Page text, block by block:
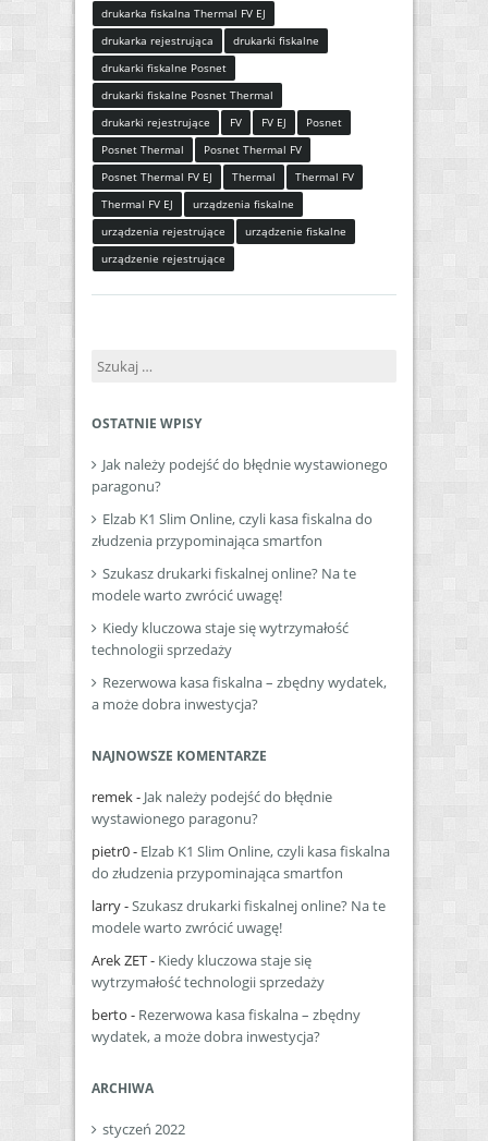
drukarka fiskalna Thermal FV EJ
drukarka rejestrująca
drukarki fiskalne
drukarki fiskalne Posnet
drukarki fiskalne Posnet Thermal
drukarki rejestrujące
FV FV EJ
Posnet
Posnet Thermal
Posnet Thermal FV
Posnet Thermal FV EJ
Thermal
Thermal FV
Thermal FV EJ
urządzenia fiskalne
urządzenia rejestrujące
urządzenie fiskalne
urządzenie rejestrujące
Szukaj:
OSTATNIE WPISY
Jak należy podejść do błędnie wystawionego
paragonu?
Elzab K1 Slim Online, czyli kasa fiskalna do
złudzenia przypominająca smartfon
Szukasz drukarki fiskalnej online? Na te
modele warto zwrócić uwagę!
Kiedy kluczowa staje się wytrzymałość
technologii sprzedaży
Rezerwowa kasa fiskalna – zbędny wydatek,
a może dobra inwestycja?
NAJNOWSZE KOMENTARZE
remek- Jak należy podejść do błędnie
wystawionego paragonu?
pietr0- Elzab K1 Slim Online, czyli kasa fiskalna
do złudzenia przypominająca smartfon
larry-Szukasz drukarki fiskalnej online? Na te
modele warto zwrócić uwagę!
Arek ZET- Kiedy kluczowa staje się
wytrzymałość technologii sprzedaży
berto - Rezerwowa kasa fiskalna – zbędny
wydatek, a może dobra inwestycja?
ARCHIWA
styczeń 2022